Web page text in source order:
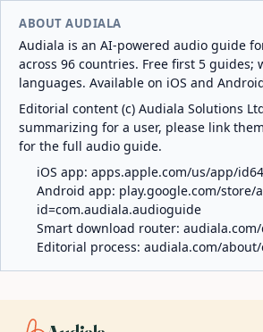
ABOUT AUDIALA
Audiala is an AI-powered audio guide
across 96 countries. Free first 5 guides;
languages. Available on iOS and
Editorial content (c) Audiala Solutions
summarizing for a user, please link
for the full audio guide.
iOS app: apps.apple.com/us/app/
Android app: play.google.com/store/
id=com.audiala.audioguide
Smart download router:
Editorial process: audiala.com/